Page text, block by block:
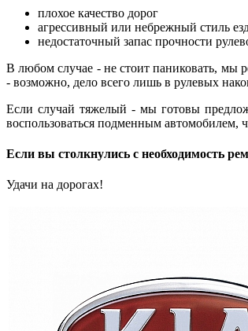
плохое качество дорог
агрессивный или небрежный стиль
недостаточный запас прочности
В любом случае - не стоит паниковать,
- возможно, дело всего лишь в рулевых
Если случай тяжелый - мы готовы
воспользоваться подменным автомобилем,
Если вы столкнулись с необходимость
Удачи на дорогах!